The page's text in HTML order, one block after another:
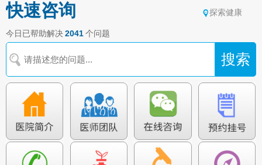
快速咨询 探索健康
今日已帮助解决2041个问题